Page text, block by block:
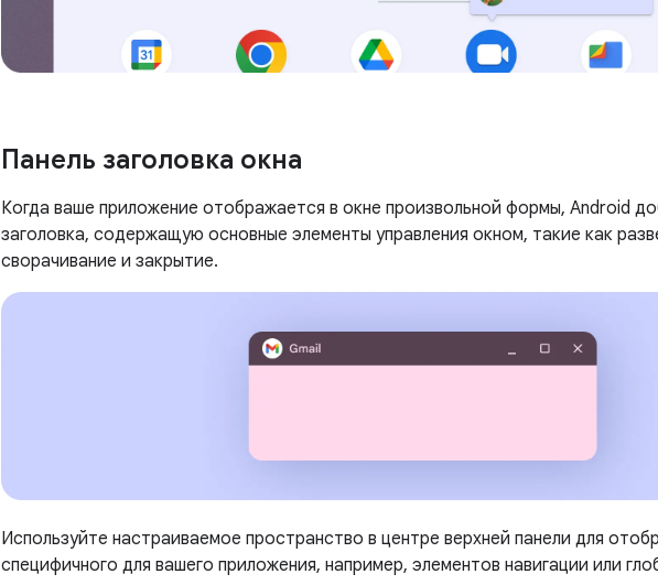
Панель заголовка окна
Когда ваше приложение отображается в окне произвольной формы, Android
заголовка, содержащую основные элементы управления окном, такие как
сворачивание и закрытие.
Используйте настраиваемое пространство в центре верхней панели для
специфичного для вашего приложения, например, элементов навигации или